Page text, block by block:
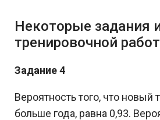
Некоторые задания
тренировочной
Задание 4
Вероятность того, что новый
больше года, равна 0,93.